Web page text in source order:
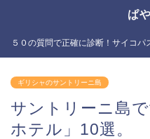
ぱ
５０の質問で正確に診断！サイコパ
ギリシャのサントリーニ島
サントリーニ島
ホテル」10選。